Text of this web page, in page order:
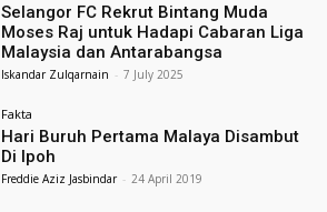
Selangor FC Rekrut Bintang Muda
Moses Raj untuk Hadapi Cabaran Liga
Malaysia dan Antarabangsa
Iskandar Zulqarnain - 7 July 2025
Fakta
Hari Buruh Pertama Malaya Disambut
Di Ipoh
Freddie Aziz Jasbindar - 24 April 2019